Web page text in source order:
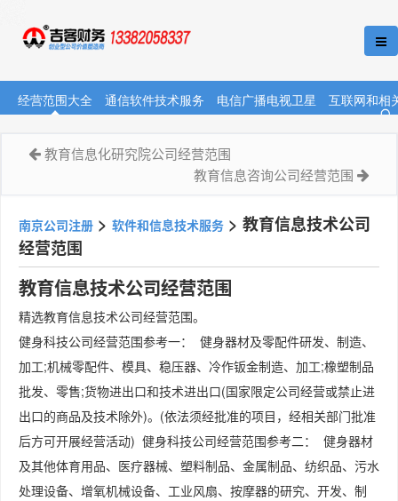
经营范围大全 通信软件技术服务 电信广播电视卫星 互联网和相
教育信息化研究院公司经营范围
教育信息咨询公司经营范围
南京公司注册 > 软件和信息技术服务 > 教育信息技术公司
经营范围
教育信息技术公司经营范围
精选教育信息技术公司经营范围。
健身科技公司经营范围参考一： 健身器材及零配件研发、制造、
加工;机械零配件、模具、稳压器、冷作钣金制造、加工;橡塑制品
批发、零售;货物进出口和技术进出口(国家限定公司经营或禁止进
出口的商品及技术除外)。(依法须经批准的项目，经相关部门批准
后方可开展经营活动) 健身科技公司经营范围参考二： 健身器材
及其他体育用品、医疗器械、塑料制品、金属制品、纺织品、污水
处理设备、增氧机械设备、工业风扇、按摩器的研究、开发、制